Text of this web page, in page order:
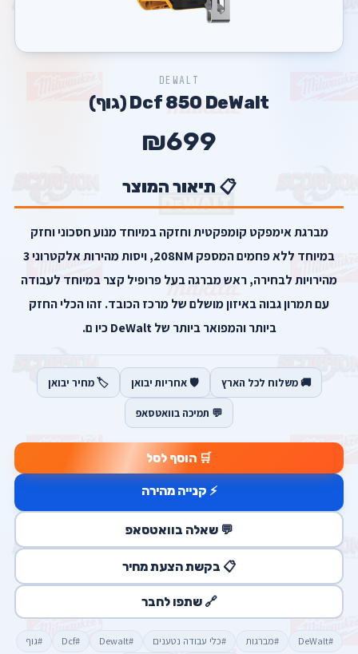
DEWALT
Dcf 850 DeWalt (גוף)
₪699
📋 תיאור המוצר
מברגת אימפקט קומפקטית וחזקה במיוחד מנוע חסכוני וחזק
במיוחד ללא פחמים המספק 208NM, ויסות מהירות אלקטרוני 3
מהירויות לבחירה, ראש מברגה בעל פרופיל קצר במיוחד לעבודה
עם תמרון גבוה באיזון מושלם של מרכז הכובד. זהו הכלי החזק
ביותר והמפואר ביותר של DeWalt כיו ם.
🚚 משלוח לכל הארץ 🛡️ אחריות יבואן 🏷️ מחיר יבואן
💬 תמיכה בוואטסאפ
🛒 הוסף לסל
⚡ קנייה מהירה
💬 שאלה בוואטסאפ
📋 בקשת הצעת מחיר
🔗 שתפו לחבר
#DeWalt #מברגות #כלי עבודה נטענים #Dewalt
#Dcf
#גוף